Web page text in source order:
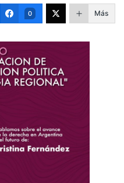
0 Más